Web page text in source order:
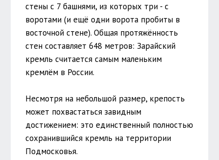
стены с 7 башнями, из которых три - с
воротами (и ещё одни ворота пробиты в
восточной стене). Общая протяжённость
стен составляет 648 метров: Зарайский
кремль считается самым маленьким
кремлём в России.
Несмотря на небольшой размер, крепость
может похвастаться завидным
достижением: это единственный полностью
сохранившийся кремль на территории
Подмосковья.